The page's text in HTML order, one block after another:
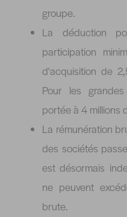
groupe.
La déduction
participation
d'acquisition de
Pour les
portée à 4 millions
La rémunération
des sociétés
est désormais
ne peuvent
brute.